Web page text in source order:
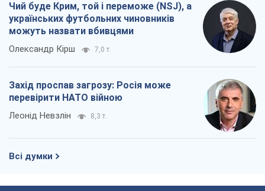
Чий буде Крим, той і переможе (NSJ), а
українських футбольних чиновників
можуть назвати вбивцями
Олександр Кірш 7,0 т.
Захід проспав загрозу: Росія може
перевірити НАТО війною
Леонід Невзлін 8,3 т.
Всі думки